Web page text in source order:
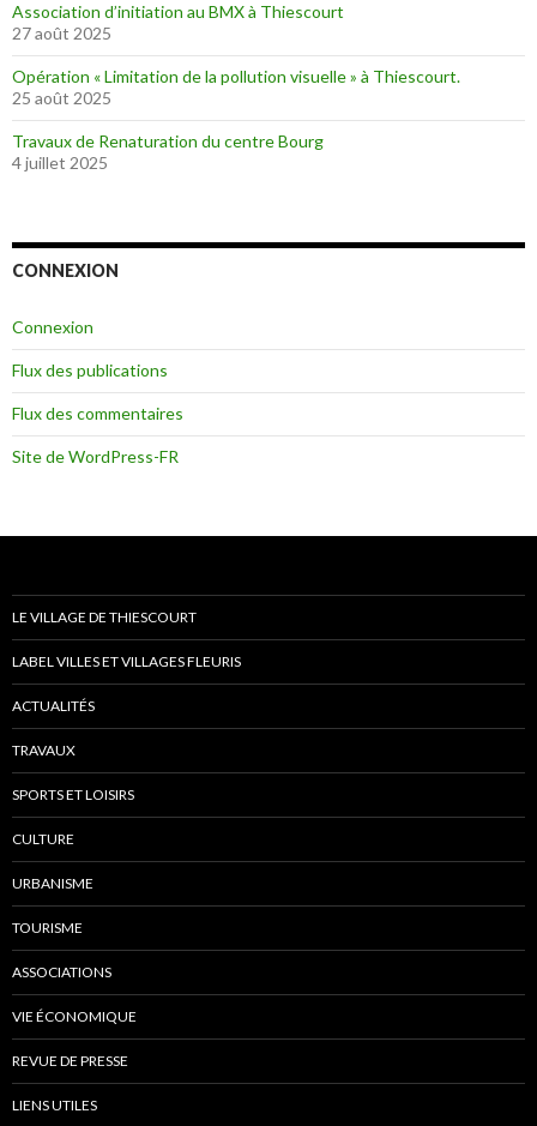
Association d’initiation au BMX à Thiescourt
27 août 2025
Opération « Limitation de la pollution visuelle » à Thiescourt.
25 août 2025
Travaux de Renaturation du centre Bourg
4 juillet 2025
CONNEXION
Connexion
Flux des publications
Flux des commentaires
Site de WordPress-FR
LE VILLAGE DE THIESCOURT
LABEL VILLES ET VILLAGES FLEURIS
ACTUALITÉS
TRAVAUX
SPORTS ET LOISIRS
CULTURE
URBANISME
TOURISME
ASSOCIATIONS
VIE ÉCONOMIQUE
REVUE DE PRESSE
LIENS UTILES